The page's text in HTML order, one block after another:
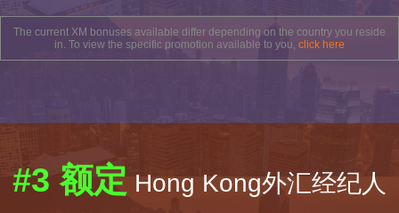
The current XM bonuses available differ depending on the country you reside
in. To view the specific promotion available to you, click here
#3 额定Hong Kong外汇经纪人